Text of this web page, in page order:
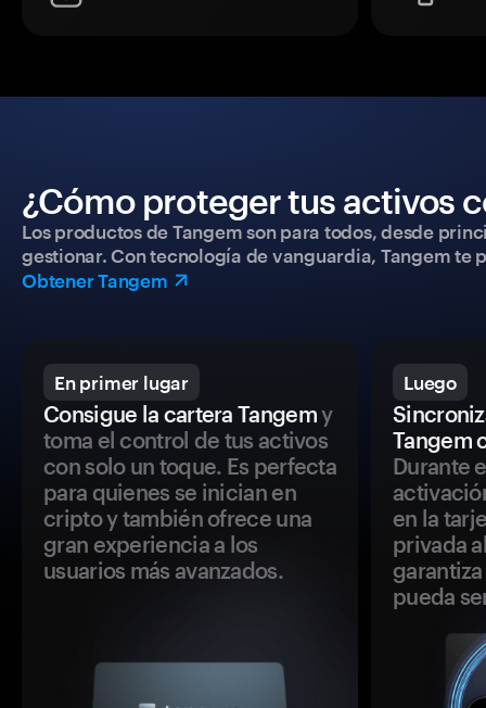
¿Cómo proteger tus activos
Los productos de Tangem son para todos, desde
gestionar. Con tecnología de vanguardia, Tangem
Obtener Tangem
En primer lugar
Consigue la cartera Tangemy
toma el control de tus activos
con solo un toque. Es perfecta
para quienes se inician en
cripto y también ofrece una
gran experiencia a los
usuarios más avanzados.
Luego
Tangem
Durante
en la
privada
pueda